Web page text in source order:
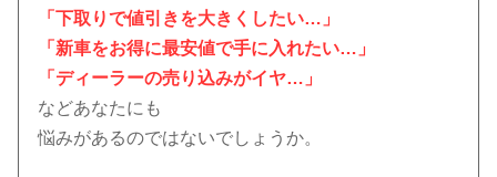
「下取りで値引きを大きくしたい…」
「新車をお得に最安値で手に入れたい…」
「ディーラーの売り込みがイヤ…」
などあなたにも
悩みがあるのではないでしょうか。